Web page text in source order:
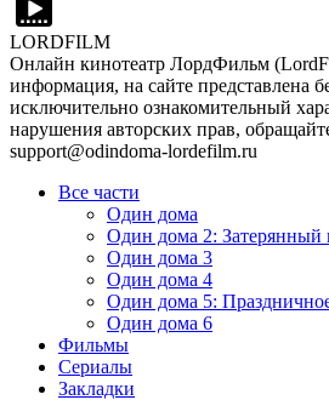
LORDFILM
Онлайн кинотеатр ЛордФильм
информация, на сайте представлена
исключительно ознакомительный
нарушения авторских прав,
support@odindoma-lordefilm.ru
Все части
Один дома
Один дома 2:
Один дома 3
Один дома 4
Один дома 5:
Один дома 6
Фильмы
Сериалы
Закладки